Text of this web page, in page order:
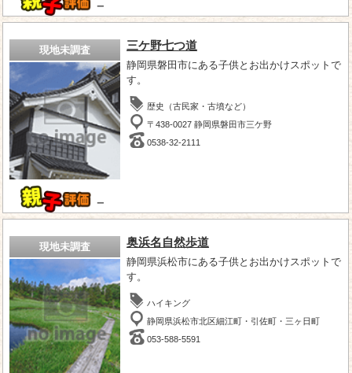
－
現地未調査
－
三ケ野七つ道
静岡県磐田市にある子供とお出かけスポットで
す。
歴史（古民家・古墳など）
〒438-0027 静岡県磐田市三ケ野
0538-32-2111
現地未調査 奥浜名自然歩道
静岡県浜松市にある子供とお出かけスポットで
す。
ハイキング
静岡県浜松市北区細江町・引佐町・三ヶ日町
053-588-5591